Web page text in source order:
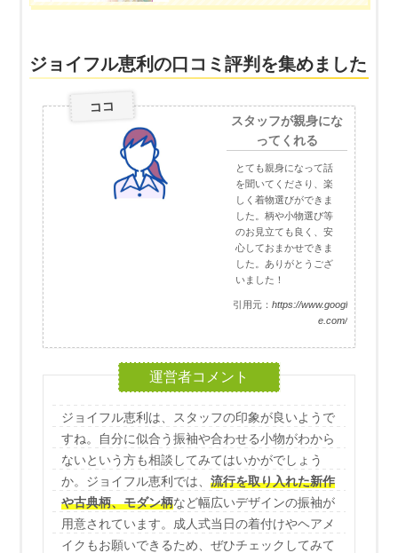
ジョイフル恵利の口コミ評判を集めました
ココ
スタッフが親身にな
ってくれる
とても親身になって話
を聞いてくださり、楽
しく着物選びができま
した。柄や小物選び等
のお見立ても良く、安
心しておまかせできま
した。ありがとうござ
いました！
引用元： https://www.googl
e.com/
ジョイフル恵利は、スタッフの印象が良いようで
すね。自分に似合う振袖や合わせる小物がわから
ないという方も相談してみてはいかがでしょう
か。ジョイフル恵利では、流行を取り入れた新作
や古典柄、モダン柄など幅広いデザインの振袖が
用意されています。成人式当日の着付けやヘアメ
イクもお願いできるため、ぜひチェックしてみて